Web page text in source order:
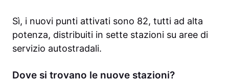
Sì, i nuovi punti attivati sono 82, tutti ad alta
potenza, distribuiti in sette stazioni su aree di
servizio autostradali.
Dove si trovano le nuove stazioni?